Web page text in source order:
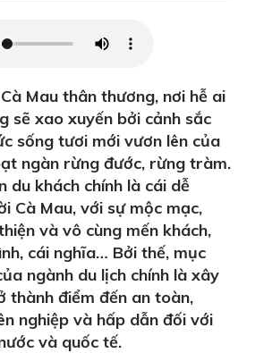
Mau thân thương, nơi hễ ai
sẽ xao xuyến bởi cảnh sắc
sống tươi mới vươn lên của
ngàn rừng đước, rừng tràm.
du khách chính là cái dễ
Cà Mau, với sự mộc mạc,
và vô cùng mến khách,
cái nghĩa… Bởi thế, mục
ngành du lịch chính là xây
thành điểm đến an toàn,
nghiệp và hấp dẫn đối với
và quốc tế.